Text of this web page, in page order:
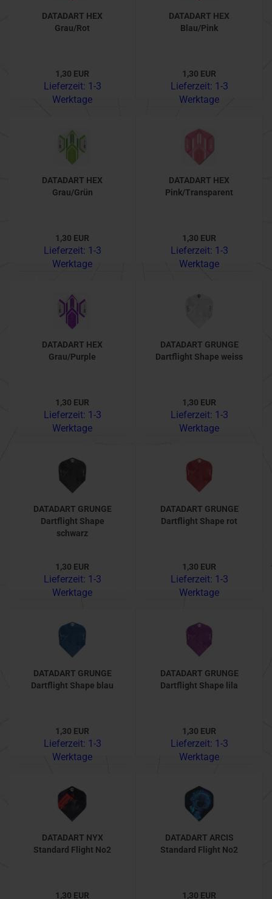
DATADART HEX
Grau/Rot
1,30 EUR
Lieferzeit: 1-3
Werktage
DATADART HEX
Blau/Pink
1,30 EUR
Lieferzeit: 1-3
Werktage
DATADART HEX
Grau/Grün
1,30 EUR
Lieferzeit: 1-3
Werktage
DATADART HEX
Pink/Transparent
1,30 EUR
Lieferzeit: 1-3
Werktage
DATADART HEX
Grau/Purple
1,30 EUR
Lieferzeit: 1-3
Werktage
DATADART GRUNGE
Dartflight Shape weiss
1,30 EUR
Lieferzeit: 1-3
Werktage
DATADART GRUNGE
Dartflight Shape
schwarz
1,30 EUR
Lieferzeit: 1-3
Werktage
DATADART GRUNGE
Dartflight Shape rot
1,30 EUR
Lieferzeit: 1-3
Werktage
DATADART GRUNGE
Dartflight Shape blau
1,30 EUR
Lieferzeit: 1-3
Werktage
DATADART GRUNGE
Dartflight Shape lila
1,30 EUR
Lieferzeit: 1-3
Werktage
DATADART NYX
Standard Flight No2
1,30 EUR
DATADART ARCIS
Standard Flight No2
1,30 EUR